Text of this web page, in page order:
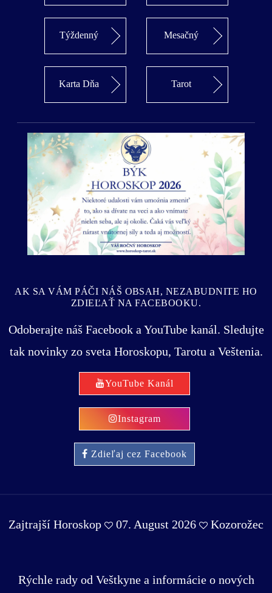
Týždenný Mesačný
Karta Dňa Tarot
Predošlý Ďalší
AK SA VÁM PÁČI NÁŠ OBSAH, NEZABUDNITE HO
ZDIEĽAŤ NA FACEBOOKU.
Odoberajte náš Facebook a YouTube kanál. Sledujte
tak novinky zo sveta Horoskopu, Tarotu a Veštenia.
YouTube Kanál
Instagram
Zdieľaj cez Facebook
Zajtrajší Horoskop 07. August 2026 Kozorožec
Rýchle rady od Veštkyne a informácie o nových